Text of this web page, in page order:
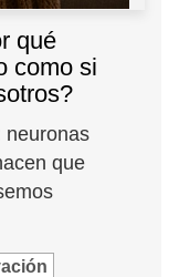
qué
como si
neuronas
que